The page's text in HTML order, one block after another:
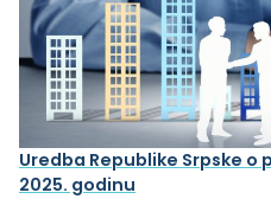
Uredba Republike Srpske
2025. godinu